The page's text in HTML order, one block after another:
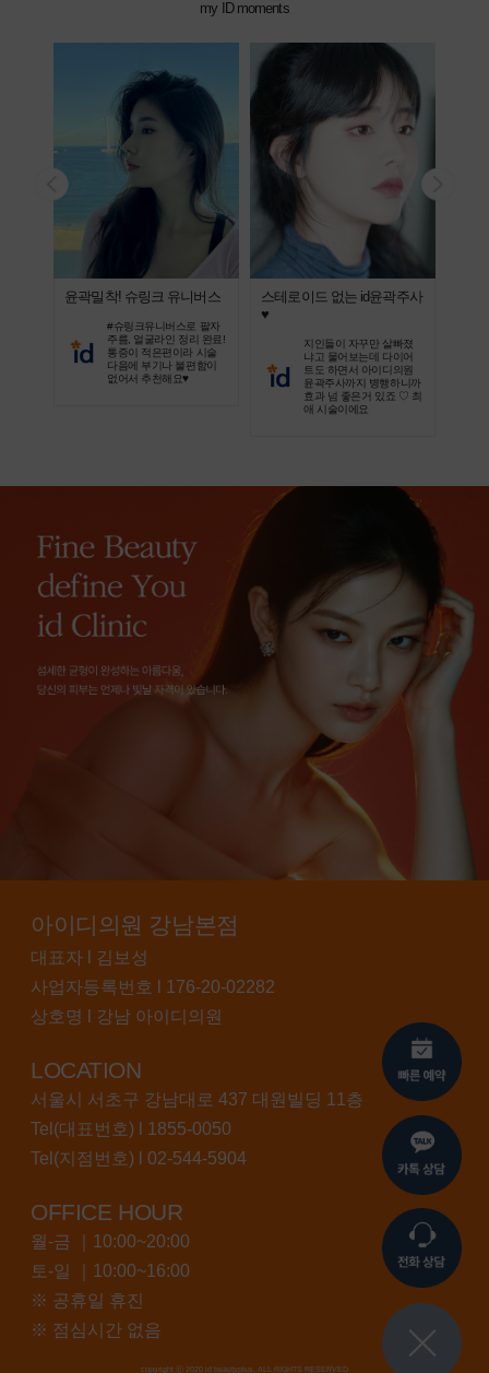
my ID moments
윤곽밀착! 슈링크 유니버스
#슈링크유니버스로 팔자
주름, 얼굴라인 정리 완료!
통증이 적은편이라 시술
다음에 부기나 불편함이
없어서 추천해요♥
스테로이드 없는 id윤곽주사
♥
지인들이 자꾸만 살빠졌
냐고 물어보는데 다이어
트도 하면서 아이디의원
윤곽주사까지 병행하니까
효과 넘 좋은거 있죠 ♡ 최
애 시술이에요
아이디의원 강남본점
대표자 l 김보성
사업자등록번호 l 176-20-02282
상호명 l 강남 아이디의원
LOCATION
서울시 서초구 강남대로 437 대원빌딩 11층
Tel(대표번호) l 1855-0050
Tel(지점번호) l 02-544-5904
OFFICE HOUR
월-금 ｜10:00~20:00
토-일 ｜10:00~16:00
※ 공휴일 휴진
※ 점심시간 없음
copyright ⓒ 2020 id beautyplus. ALL RIGHTS RESERVED